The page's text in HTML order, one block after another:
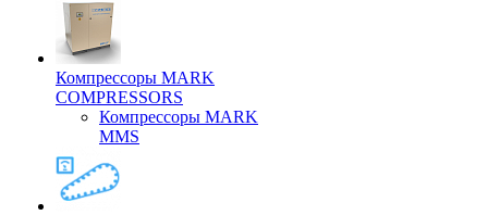
Компрессоры MARK
COMPRESSORS
Компрессоры MARK
MMS